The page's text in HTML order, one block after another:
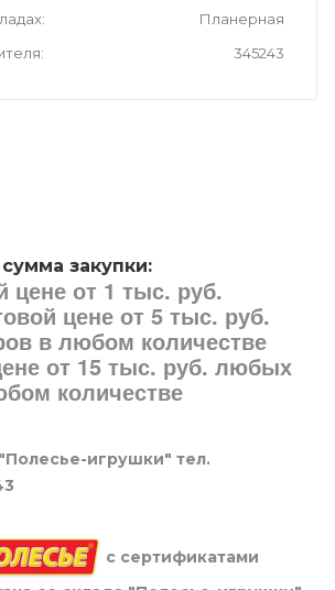
Планерная
345243
закупки:
цене от 1 тыс. руб.
цене от 5 тыс. руб.
в любом количестве
от 15 тыс. руб. любых
количестве
игрушки" тел.
с сертификатами